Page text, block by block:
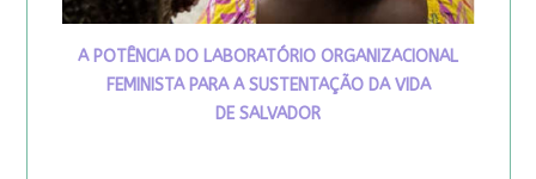
A POTÊNCIA DO LABORATÓRIO ORGANIZACIONAL
FEMINISTA PARA A SUSTENTAÇÃO DA VIDA
DE SALVADOR